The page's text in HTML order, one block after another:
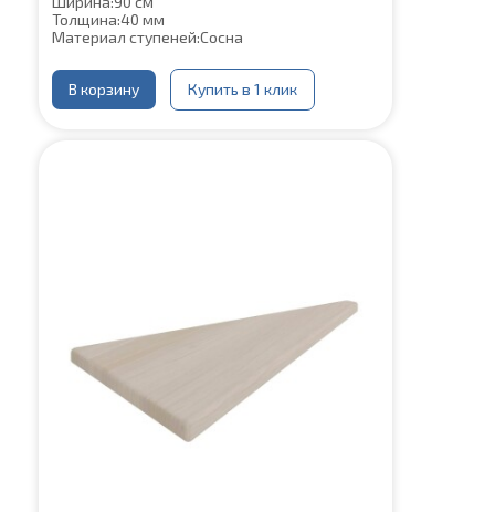
Толщина:40 мм
Материал ступеней:Сосна
В корзину Купить в 1 клик